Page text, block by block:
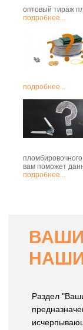
оптовый тираж
подробнее...
подробнее...
вам поможет
подробнее...
НАШИ
Раздел